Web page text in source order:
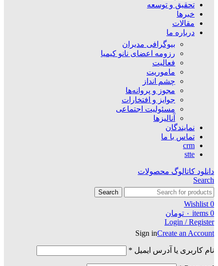
تحقیق و توسعه
خبرها
مقالات
درباره ما
بیوگرافی مدیران
رزومه اعضای نانو کیمیا
فعالیت
ماموریت
چشم انداز
مجوز و پروانه‌ها
جوایز و افتخارات
مسئولیت اجتماعی
آنالیزها
نمایندگان
تماس با ما
crm
stte
دانلود کاتالوگ محصولات
Search
Search
0
Wishlist
0
items ۰ تومان
Login / Register
Sign inCreate an Account
نام کاربری یا آدرس ایمیل *